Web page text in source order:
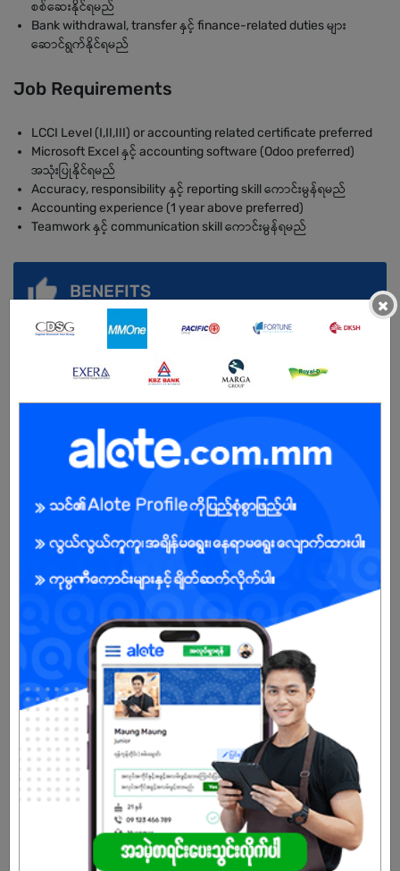
စစ်ဆေးနိုင်ရမည်
Bank withdrawal, transfer နှင့် finance-related duties များ
ဆောင်ရွက်နိုင်ရမည်
Job Requirements
LCCI Level (I,II,III) or accounting related certificate preferred
Microsoft Excel နှင့် accounting software (Odoo preferred)
အသုံးပြုနိုင်ရမည်
Accuracy, responsibility နှင့် reporting skill ကောင်းမွန်ရမည်
Accounting experience (1 year above preferred)
Teamwork နှင့် communication skill ကောင်းမွန်ရမည်
BENEFITS
နေ့လည်စာကျွေးသည်
အချိန်ပိုကြေးပေးသည်
Female
Already Expired
Don't have an account?
REGISTER NOW!
More Similar Jobs
×